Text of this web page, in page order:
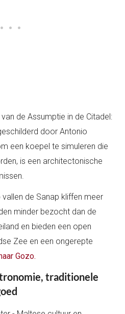
de Assumptie in de Citadel:
door Antonio
een koepel te simuleren die
is een architectonische
de Sanap kliffen meer
minder bezocht dan de
en bieden een open
Zee en een ongerepte
Gozo.
traditionele